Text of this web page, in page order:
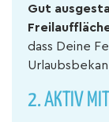
Gut
dass Deine
2.AKTIV